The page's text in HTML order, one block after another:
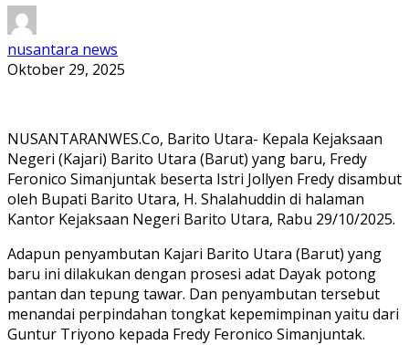
nusantara news
Oktober 29, 2025
NUSANTARANWES.Co, Barito Utara- Kepala Kejaksaan
Negeri (Kajari) Barito Utara (Barut) yang baru, Fredy
Feronico Simanjuntak beserta Istri Jollyen Fredy disambut
oleh Bupati Barito Utara, H. Shalahuddin di halaman
Kantor Kejaksaan Negeri Barito Utara, Rabu 29/10/2025.
Adapun penyambutan Kajari Barito Utara (Barut) yang
baru ini dilakukan dengan prosesi adat Dayak potong
pantan dan tepung tawar. Dan penyambutan tersebut
menandai perpindahan tongkat kepemimpinan yaitu dari
Guntur Triyono kepada Fredy Feronico Simanjuntak.